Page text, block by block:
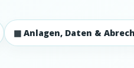
▦ Anlagen, Daten &